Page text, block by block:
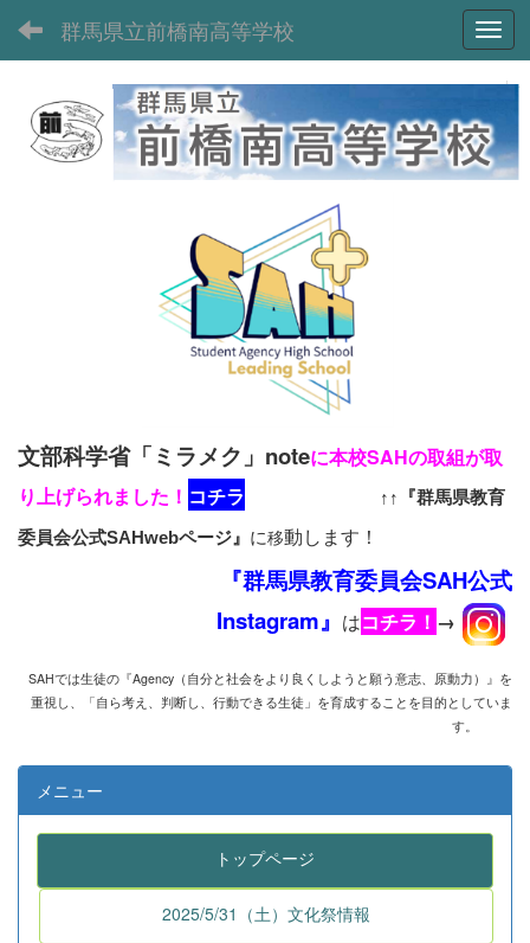
群馬県立前橋南高等学校
文部科学省「ミラメク」noteに本校SAHの取組が取
り上げられました！ コチラ ↑↑『群馬県教育
委員会公式SAHwebページ』 に移動します！
『群馬県教育委員会SAH公式
Instagram』 はコチラ！ →
SAHでは生徒の『Agency （自分と社会をより良くしようと願う意志、原動力）』を
重視し、
「自ら考え、判断し、行動できる生徒」を育成することを目的としていま
す。
メニュー
トップページ
2025/5/31（土）文化祭情報